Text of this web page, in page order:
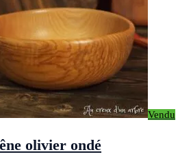
Vendu
olivier ondé